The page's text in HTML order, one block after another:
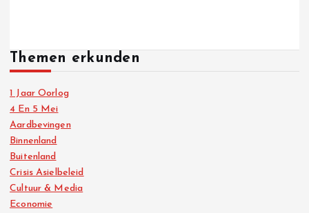
Themen erkunden
1 Jaar Oorlog
4 En 5 Mei
Aardbevingen
Binnenland
Buitenland
Crisis Asielbeleid
Cultuur & Media
Economie